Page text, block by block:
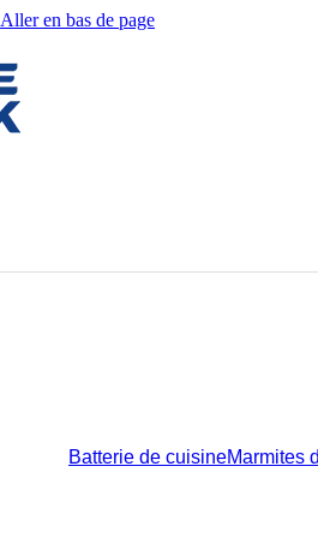
Aller en bas de page
Batterie de cuisineMarmites